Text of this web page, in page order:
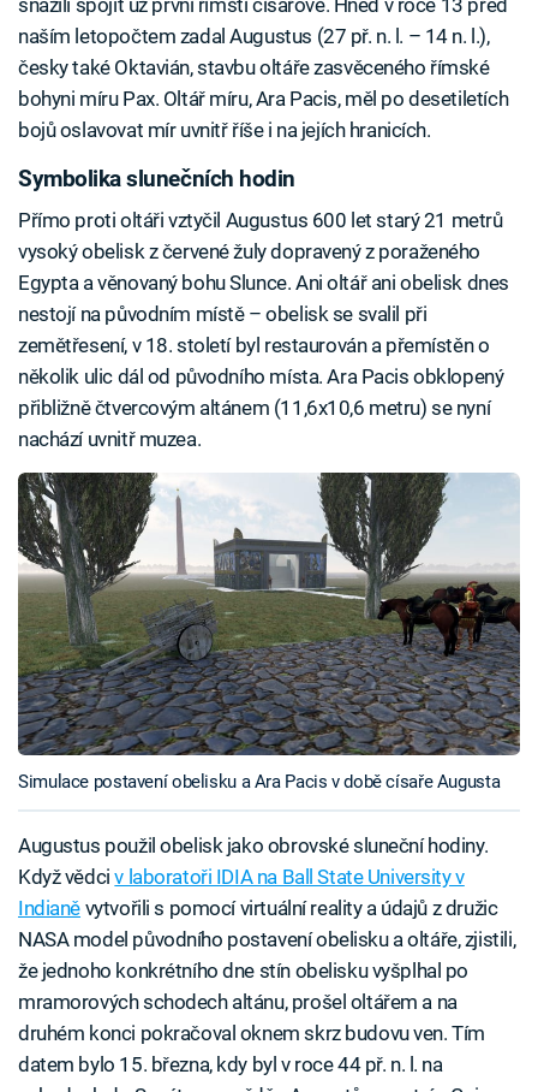
snažili spojit už první římští císařové. Hned v roce 13 před
naším letopočtem zadal Augustus (27 př. n. l. – 14 n. l.),
česky také Oktavián, stavbu oltáře zasvěceného římské
bohyni míru Pax. Oltář míru, Ara Pacis, měl po desetiletích
bojů oslavovat mír uvnitř říše i na jejích hranicích.
Symbolika slunečních hodin
Přímo proti oltáři vztyčil Augustus 600 let starý 21 metrů
vysoký obelisk z červené žuly dopravený z poraženého
Egypta a věnovaný bohu Slunce. Ani oltář ani obelisk dnes
nestojí na původním místě – obelisk se svalil při
zemětřesení, v 18. století byl restaurován a přemístěn o
několik ulic dál od původního místa. Ara Pacis obklopený
přibližně čtvercovým altánem (11,6x10,6 metru) se nyní
nachází uvnitř muzea.
Simulace postavení obelisku a Ara Pacis v době císaře Augusta
Augustus použil obelisk jako obrovské sluneční hodiny.
Když vědciv laboratoři IDIA na Ball State University v
Indianě vytvořili s pomocí virtuální reality a údajů z družic
NASA model původního postavení obelisku a oltáře, zjistili,
že jednoho konkrétního dne stín obelisku vyšplhal po
mramorových schodech altánu, prošel oltářem a na
druhém konci pokračoval oknem skrz budovu ven. Tím
datem bylo 15. března, kdy byl v roce 44 př. n. l. na